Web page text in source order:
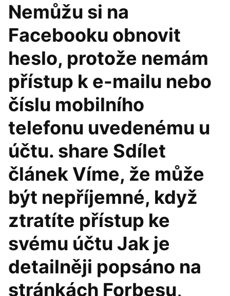
Nemůžu si na
Facebooku obnovit
heslo, protože nemám
přístup k e-mailu nebo
číslu mobilního
telefonu uvedenému u
účtu. share Sdílet
článek Víme, že může
být nepříjemné, když
ztratíte přístup ke
svému účtu Jak je
detailněji popsáno na
stránkách Forbesu,